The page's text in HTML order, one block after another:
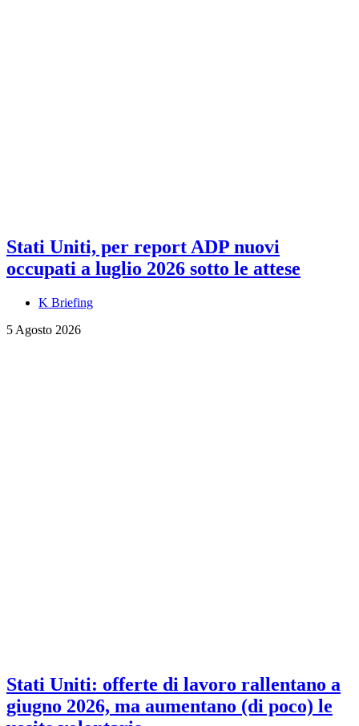
Stati Uniti, per report ADP nuovi
occupati a luglio 2026 sotto le attese
K Briefing
5 Agosto 2026
Stati Uniti: offerte di lavoro rallentano a
giugno 2026, ma aumentano (di poco) le